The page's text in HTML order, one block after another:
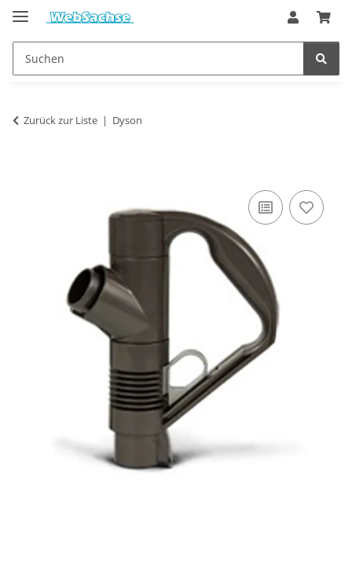
Zurück zur Liste Dyson